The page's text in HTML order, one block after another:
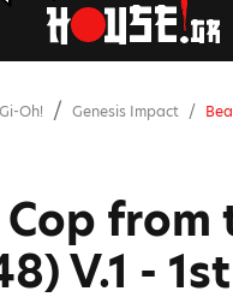
Oh! Genesis Impact
from
V.1 -